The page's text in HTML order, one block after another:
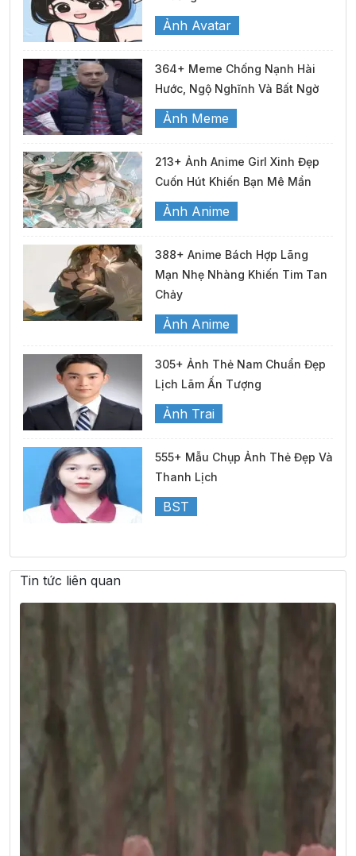
Ảnh Avatar
364+ Meme Chống Nạnh Hài
Hước, Ngộ Nghĩnh Và Bất Ngờ
Ảnh Meme
213+ Ảnh Anime Girl Xinh Đẹp
Cuốn Hút Khiến Bạn Mê Mẩn
Ảnh Anime
388+ Anime Bách Hợp Lãng
Mạn Nhẹ Nhàng Khiến Tim Tan
Chảy
Ảnh Anime
305+ Ảnh Thẻ Nam Chuẩn Đẹp
Lịch Lãm Ấn Tượng
Ảnh Trai
555+ Mẫu Chụp Ảnh Thẻ Đẹp Và
Thanh Lịch
BST
Tin tức liên quan